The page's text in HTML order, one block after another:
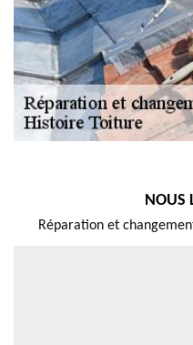
NOUS
Réparation et